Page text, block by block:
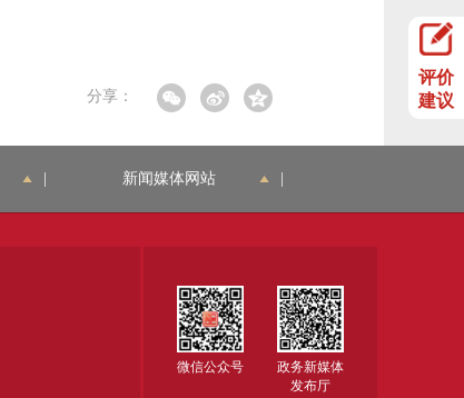
分享：
评价
建议
新闻媒体网站
微信公众号
政务新媒体
发布厅